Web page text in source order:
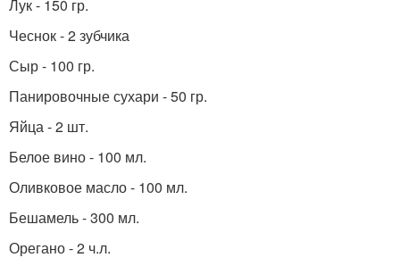
Лук - 150 гр.
Чеснок - 2 зубчика
Сыр - 100 гр.
Панировочные сухари - 50 гр.
Яйца - 2 шт.
Белое вино - 100 мл.
Оливковое масло - 100 мл.
Бешамель - 300 мл.
Орегано - 2 ч.л.